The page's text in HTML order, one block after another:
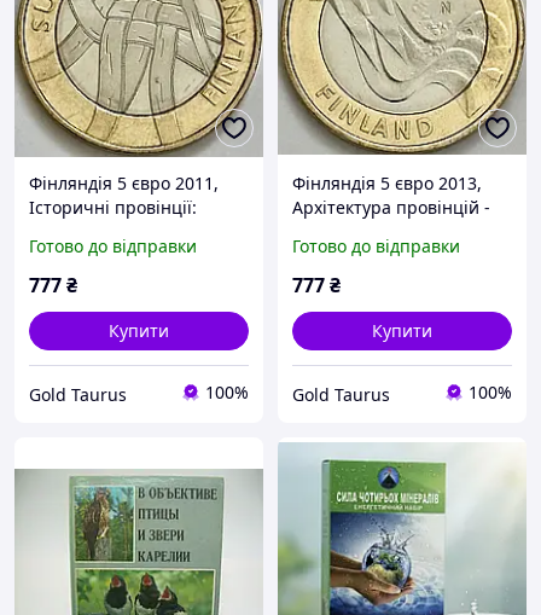
Фінляндія 5 євро 2011,
Історичні провінції:
Готово до відправки
777₴
Купити
Gold Taurus 100%
Фінляндія 5 євро 2013,
Архітектура провінцій -
Готово до відправки
777₴
Купити
Gold Taurus 100%